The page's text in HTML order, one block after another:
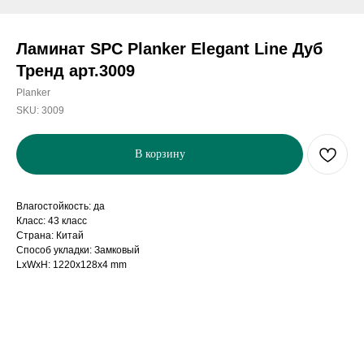
Ламинат SPC Planker Elegant Line Дуб
Тренд арт.3009
Planker
SKU: 3009
В корзину
Влагостойкость: да
Класс: 43 класс
Страна: Китай
Способ укладки: Замковый
LxWxH: 1220x128x4 mm